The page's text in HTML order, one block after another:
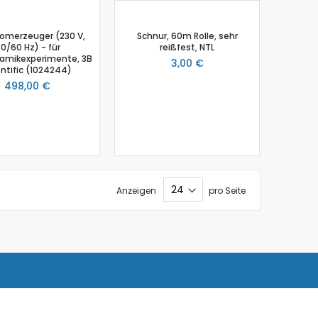
(230 V,
60 Hz) - für
3B
(1024244)
498,00 €
Schnur, 60m Rolle, sehr
reißfest, NTL
3,00 €
Anzeigen pro Seite